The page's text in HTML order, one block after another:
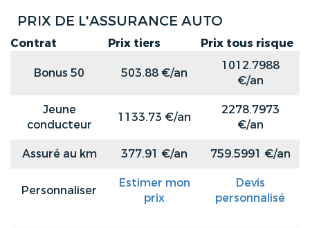
PRIX DE L'ASSURANCE AUTO
Contrat Prix tiers Prix tous risque
Bonus 50 503.88 €/an
1012.7988
€/an
Jeune
conducteur
1133.73 €/an
2278.7973
€/an
Assuré au km
377.91 €/an 759.5991 €/an
Personnaliser
Estimer mon
prix
Devis
personnalisé